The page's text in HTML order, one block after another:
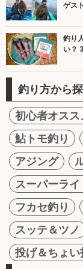
ゲス
釣り
い？
釣り方から
初心者オスス
鮎トモ釣り
アジング
スーパーラ
フカセ釣り
スッテ＆ツノ
投げ＆ちょい